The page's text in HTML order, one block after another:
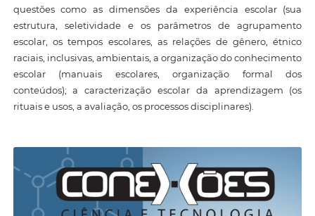
questões como as dimensões da experiência escolar (sua
estrutura, seletividade e os parâmetros de agrupamento
escolar, os tempos escolares, as relações de gênero, étnico
raciais, inclusivas, ambientais, a organização do conhecimento
escolar (manuais escolares, organização formal dos
conteúdos); a caracterização escolar da aprendizagem (os
rituais e usos, a avaliação, os processos disciplinares).